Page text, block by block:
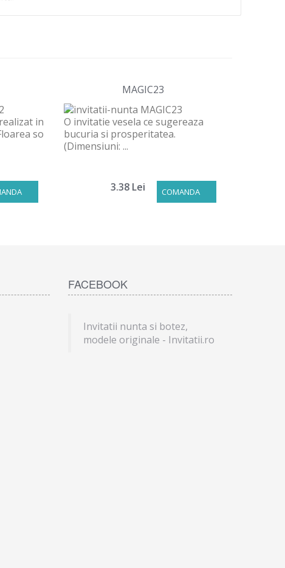
in
so
MAGIC23
O invitatie vesela ce sugereaza
bucuria si prosperitatea.
(Dimensiuni: ...
COMANDA
3.38 Lei
FACEBOOK
Invitatii nunta si botez,
modele originale - Invitatii.ro